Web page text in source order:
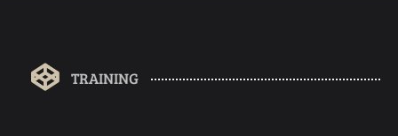
TRAINING